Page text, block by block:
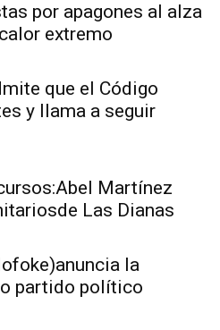
por apagones al alza
extremo
que el Código
y llama a seguir
Martínez
Las Dianas
la
partido político